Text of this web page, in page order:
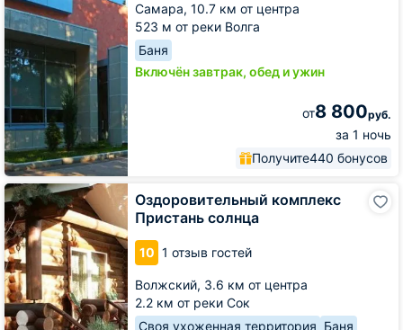
Самара, 10.7 км от центра
523 м от реки Волга
Баня
Включён завтрак, обед и ужин
от8 800руб.
за 1 ночь
Получите440 бонусов
Оздоровительный комплекс
Пристань солнца
10 1 отзыв гостей
Волжский, 3.6 км от центра
2.2 км от реки Сок
Своя ухоженная территория Баня
Оздоровительный
комплекс
Пристань
солнца